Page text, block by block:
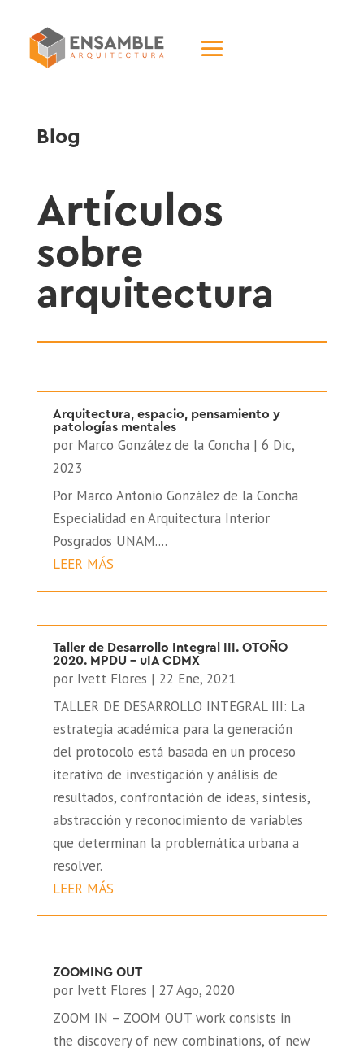
Blog
Artículos
sobre
arquitectura
Arquitectura, espacio, pensamiento y
patologías mentales
por Marco González de la Concha| 6 Dic,
2023
Por Marco Antonio González de la Concha
Especialidad en Arquitectura Interior
Posgrados UNAM....
LEER MÁS
Taller de Desarrollo Integral III. OTOÑO
2020. MPDU – uIA CDMX
por Ivett Flores | 22 Ene, 2021
TALLER DE DESARROLLO INTEGRAL III: La
estrategia académica para la generación
del protocolo está basada en un proceso
iterativo de investigación y análisis de
resultados, confrontación de ideas, síntesis,
abstracción y reconocimiento de variables
que determinan la problemática urbana a
resolver.
LEER MÁS
ZOOMING OUT
por Ivett Flores | 27 Ago, 2020
ZOOM IN – ZOOM OUT work consists in
the discovery of new combinations, of new